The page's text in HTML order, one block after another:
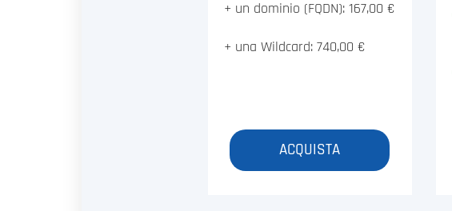
+ un dominio (FQDN): 167,00 €
+ una Wildcard: 740,00 €
ACQUISTA